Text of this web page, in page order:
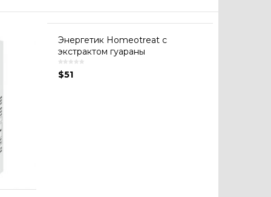
Энергетик Homeotreat с
экстрактом гуараны
$51